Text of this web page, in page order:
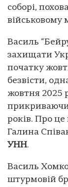
соборі,
військовому
Василь
захищати
початку
безвісти,
жовтня 2025
прикриваючи
років. Про це
Галина
УНН.
Василь
штурмовій